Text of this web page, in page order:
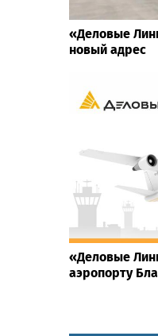
«Деловые
новый адрес
«Деловые
аэропорту